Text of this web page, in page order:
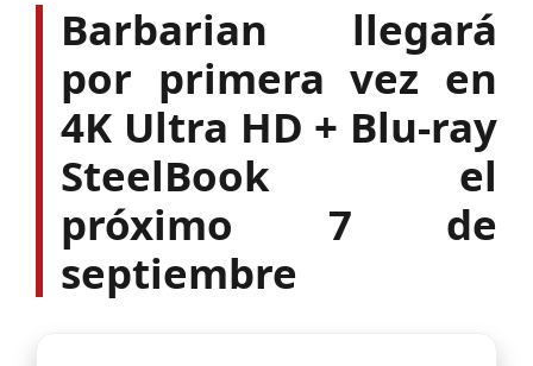
Barbarian llegará
por primera vez en
4K Ultra HD + Blu-ray
SteelBook el
próximo 7 de
septiembre